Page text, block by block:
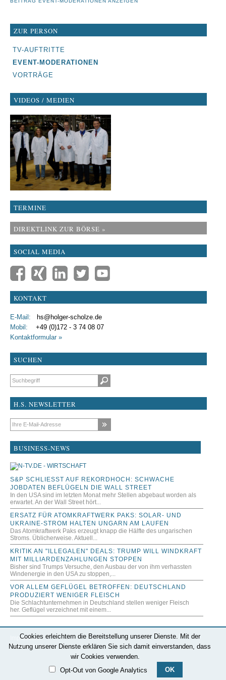
ZUR PERSON
NAVIGATION
ÜBERSPRINGEN
TV-AUFTRITTE
EVENT-MODERATIONEN
VORTRÄGE
VIDEOS / MEDIEN
TERMINE
DIREKTLINK ZUR BÖRSE »
SOCIAL MEDIA
KONTAKT
E-Mail:
hs@holger-scholze.de
Mobil: +49 (0)172 - 3 74 08 07
Kontaktformular »
SUCHEN
Suchbegriffe
H.S. NEWSLETTER
E-Mail-Adresse
BUSINESS-NEWS
S&P SCHLIESST AUF REKORDHOCH: SCHWACHE J
OBDATEN BEFLÜGELN DIE WALL STREET
In den USA sind im letzten Monat mehr Stellen abgebaut worden als
erwartet. An der Wall Street hört...
ERSATZ FÜR ATOMKRAFTWERK PAKS: SOLAR- UND
UKRAINE-STROM HALTEN UNGARN AM LAUFEN
Das Atomkraftwerk Paks erzeugt knapp die Hälfte des ungarischen
Stroms. Üblicherweise. Aktuell...
KRITIK AN "ILLEGALEN" DEALS: TRUMP WILL WINDKRAFT
MIT MILLIARDENZAHLUNGEN STOPPEN
Bisher sind Trumps Versuche, den Ausbau der von ihm verhassten
Windenergie in den USA zu stoppen,...
VOR ALLEM GEFLÜGEL BETROFFEN: DEUTSCHLAND
PRODUZIERT WENIGER FLEISCH
Die Schlachtunternehmen in Deutschland stellen weniger Fleisch
her. Geflügel verzeichnet mit einem...
Impressum
Datenschutz
Cookies erleichtern die Bereitstellung unserer Dienste. Mit der
Nutzung unserer Dienste erklären Sie sich damit einverstanden, dass
wir Cookies verwenden.
Opt-Out von Google Analytics
OK